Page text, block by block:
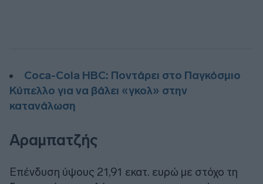
Coca-Cola HBC: Ποντάρει στο Παγκόσμιο
Κύπελλο για να βάλει «γκολ» στην
κατανάλωση
Αραμπατζής
Επένδυση ύψους 21,91 εκατ. ευρώ με στόχο τη